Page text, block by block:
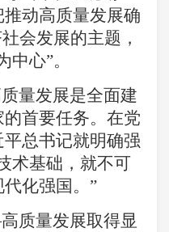
动高质量发展确
会发展的主题，
心”。
量发展是全面建
首要任务。在党
总书记就明确强
术基础，就不可
化强国。”
质量发展取得显